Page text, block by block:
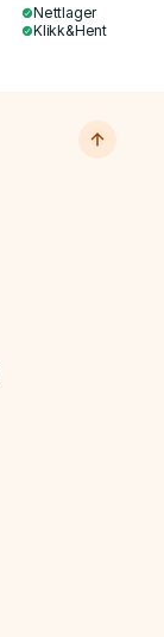
Nettlager
Klikk&Hent